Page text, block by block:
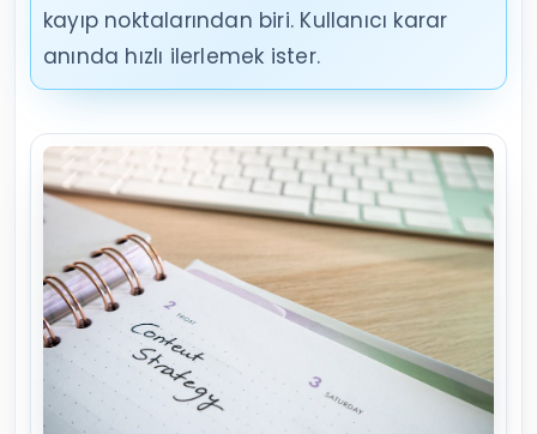
kayıp noktalarından biri. Kullanıcı karar
anında hızlı ilerlemek ister.